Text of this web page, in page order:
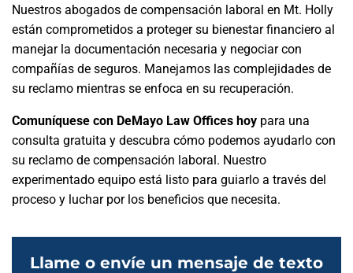
Nuestros abogados de compensación laboral en Mt. Holly
están comprometidos a proteger su bienestar financiero al
manejar la documentación necesaria y negociar con
compañías de seguros. Manejamos las complejidades de
su reclamo mientras se enfoca en su recuperación.
Comuníquese con DeMayo Law Offices hoy para una
consulta gratuita y descubra cómo podemos ayudarlo con
su reclamo de compensación laboral. Nuestro
experimentado equipo está listo para guiarlo a través del
proceso y luchar por los beneficios que necesita.
Llame o envíe un mensaje de texto